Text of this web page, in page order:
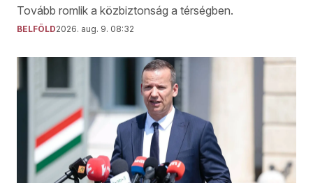
Tovább romlik a közbiztonság a térségben.
BELFÖLD2026. aug. 9. 08:32